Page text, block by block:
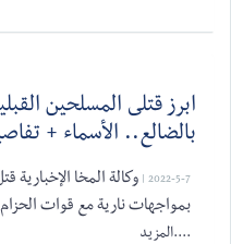
ابرز قتلى المسلحين
بالضالع.. الأسماء +
2022-5-7 |
وكالة المخا الإخبارية
بمواجهات نارية مع قوات
....المزيد